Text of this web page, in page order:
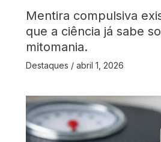
Mentira compulsiva
que a ciência já sabe
mitomania.
Destaques / abril 1, 2026